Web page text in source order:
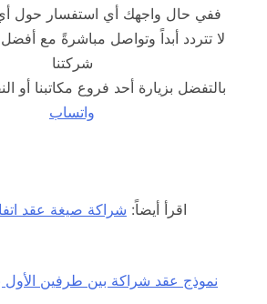
ففي حال واجهك أي استفسار حول
لا تتردد أبداً وتواصل مباشرةً مع
شركتنا
بالتفضل بزيارة أحد فروع مكاتبنا أو
واتساب
اقرأ أيضاً: شراكة صيغة عقد
نموذج عقد شراكة بين طرفين الأول